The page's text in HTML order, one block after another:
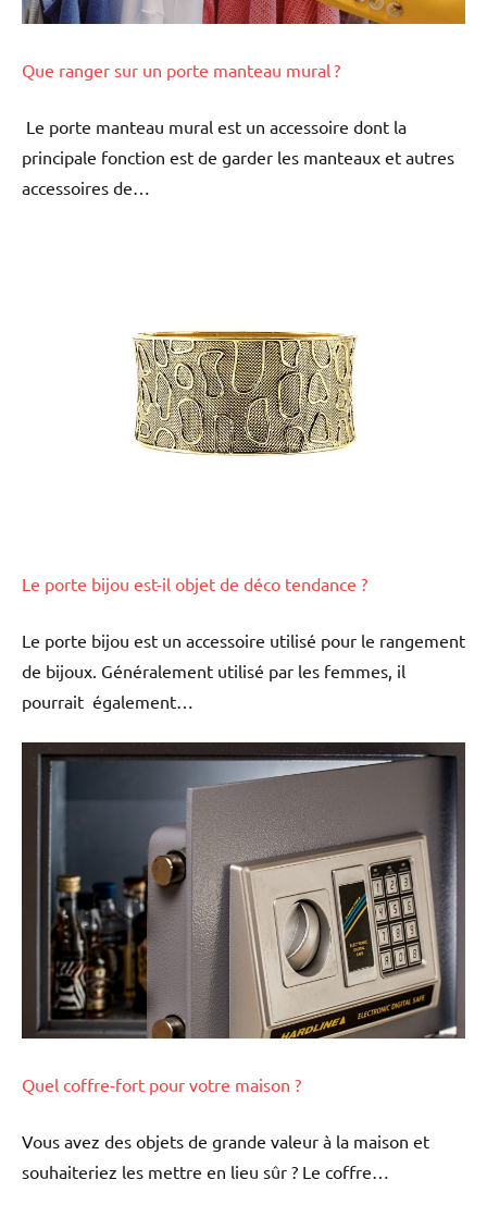
Que ranger sur un porte manteau mural ?
Le porte manteau mural est un accessoire dont la
principale fonction est de garder les manteaux et autres
accessoires de…
Le porte bijou est-il objet de déco tendance ?
Le porte bijou est un accessoire utilisé pour le rangement
de bijoux. Généralement utilisé par les femmes, il
pourrait également…
Quel coffre-fort pour votre maison ?
Vous avez des objets de grande valeur à la maison et
souhaiteriez les mettre en lieu sûr ? Le coffre…